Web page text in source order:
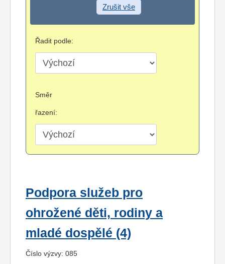
Zrušit vše
Řadit podle:
Směr
řazení:
Podpora služeb pro
ohrožené děti, rodiny a
mladé dospělé (4)
Číslo výzvy: 085